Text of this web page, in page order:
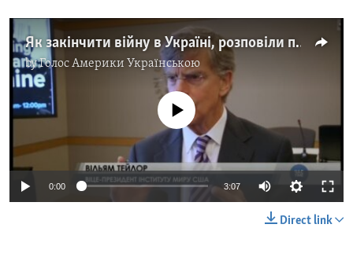
Як закінчити війну в Україні, розповіли посли Гербст і Тейлор. Відео
byГолос Америки Українською
No media source currently available
0:00 3:07
Direct link